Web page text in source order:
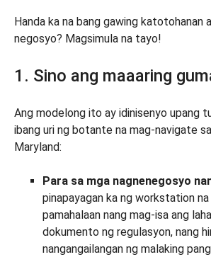
Handa ka na bang gawing katotohanan
negosyo? Magsimula na tayo!
1. Sino ang maaaring
Ang modelong ito ay idinisenyo upang
ibang uri ng botante na mag-navigate
Maryland:
Para sa mga nagnenegosyo
pinapayagan ka ng workstation
pamahalaan nang mag-isa ang
dokumento ng regulasyon, nang
nangangailangan ng malaking